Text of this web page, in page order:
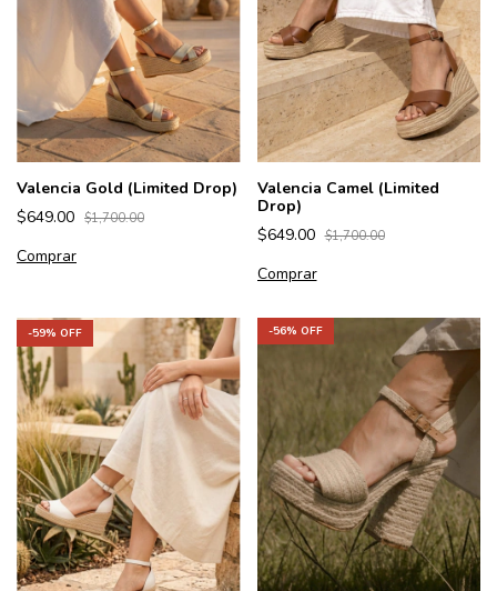
Valencia Gold (Limited Drop)
$649.00 $1,700.00
Comprar
Valencia Camel (Limited
Drop)
$649.00 $1,700.00
Comprar
-59% OFF -56% OFF